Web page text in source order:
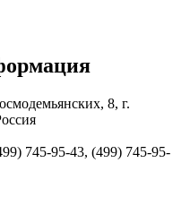
8, г.
745-95-43, (499) 745-95-